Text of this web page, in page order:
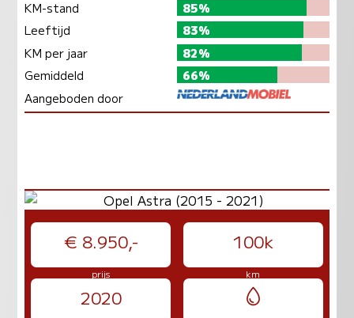
KM-stand
85%
Leeftijd
83%
KM per jaar
82%
Gemiddeld
66%
Aangeboden door
€ 8.950,- 100k
prijs km
2020